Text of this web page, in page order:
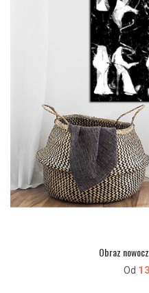
Obraz
Od